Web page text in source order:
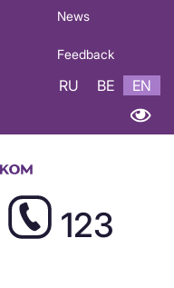
News
Feedback
RU BE EN
123